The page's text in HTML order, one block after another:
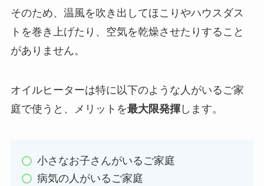
そのため、温風を吹き出してほこりやハウスダス
トを巻き上げたり、空気を乾燥させたりすること
がありません。
オイルヒーターは特に以下のような人がいるご家
庭で使うと、メリットを最大限発揮します。
小さなお子さんがいるご家庭
病気の人がいるご家庭